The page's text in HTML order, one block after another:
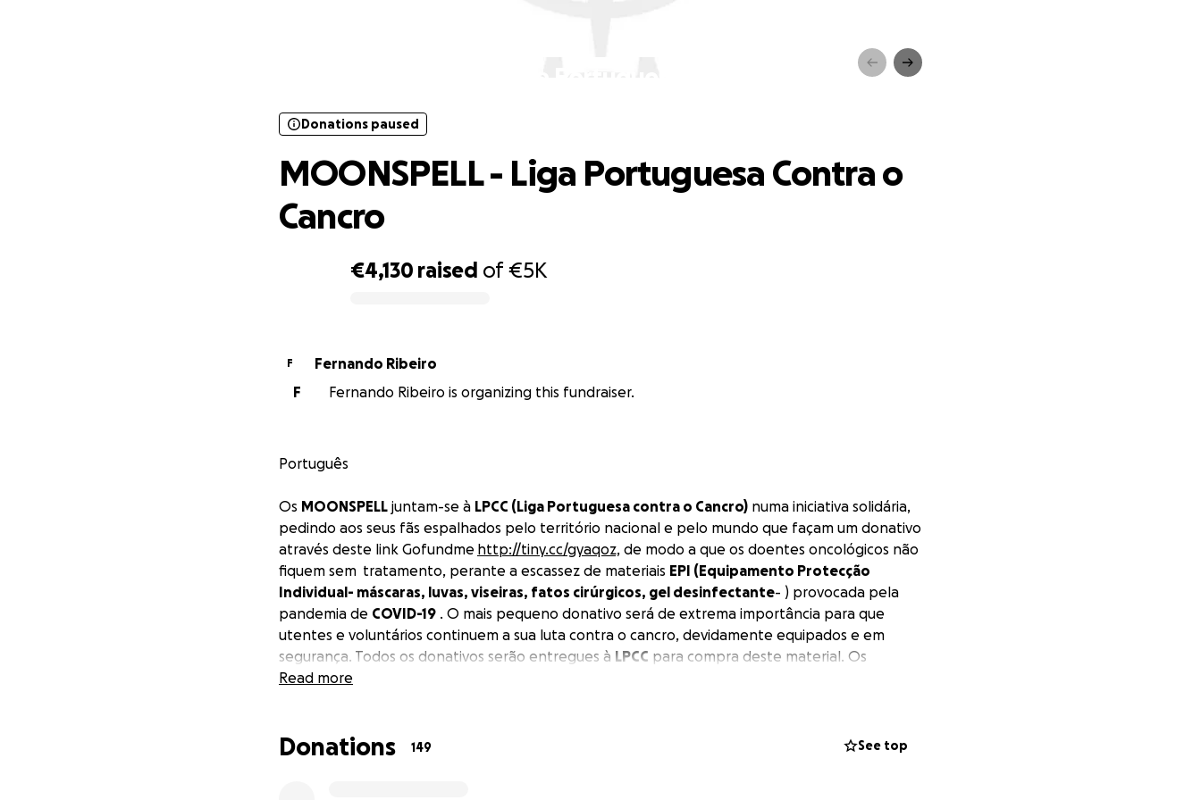
€4,130 raised of€5K
Donations paused
MOONSPELL - Liga Portuguesa Contra o
Cancro
F
Fernando Ribeiro
F
Fernando Ribeiro is organizing this fundraiser.
Português
Os MOONSPELL juntam-se à LPCC (Liga Portuguesa contra o Cancro) numa iniciativa solidária,
pedindo aos seus fãs espalhados pelo território nacional e pelo mundo que façam um donativo
através deste link Gofundme http://tiny.cc/gyaqoz, de modo a que os doentes oncológicos não
fiquem sem tratamento, perante a escassez de materiais EPI (Equipamento Protecção
Individual- máscaras, luvas, viseiras, fatos cirúrgicos, gel desinfectante- ) provocada pela
pandemia de COVID-19 . O mais pequeno donativo será de extrema importância para que
utentes e voluntários continuem a sua luta contra o cancro, devidamente equipados e em
segurança. Todos os donativos serão entregues à LPCC para compra deste material. Os
Moonspell farão um upload
banda. Também será sorteado um golden ticket duplo que inclui jantar + meet and greet +
Read more
Donations 149 See top